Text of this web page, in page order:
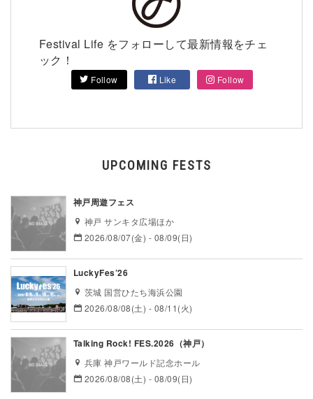
Festival Life をフォローして最新情報をチェ
ック！
Follow Like Follow
UPCOMING FESTS
神戸周遊フェス
神戸 サンキタ広場ほか
2026/08/07(金) - 08/09(日)
LuckyFes’26
茨城 国営ひたち海浜公園
2026/08/08(土) - 08/11(火)
Talking Rock! FES.2026（神戸）
兵庫 神戸ワールド記念ホール
2026/08/08(土) - 08/09(日)